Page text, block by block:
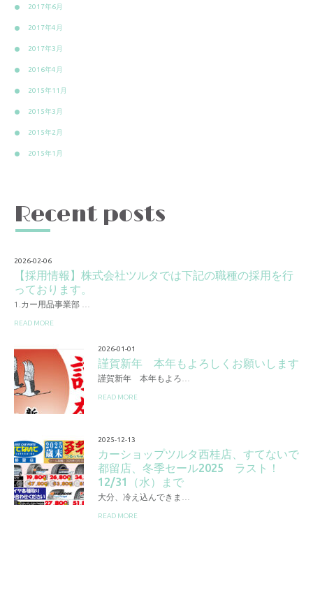
2017年6月
2017年4月
2017年3月
2016年4月
2015年11月
2015年3月
2015年2月
2015年1月
Recent posts
2026-02-06
【採用情報】株式会社ツルタでは下記の職種の採用を行
っております。
1.カー用品事業部 …
READ MORE
2026-01-01
謹賀新年 本年もよろしくお願いします
謹賀新年 本年もよろ…
READ MORE
2025-12-13
カーショップツルタ西桂店、すてないで
都留店、冬季セール2025 ラスト！
12/31（水）まで
大分、冷え込んできま…
READ MORE